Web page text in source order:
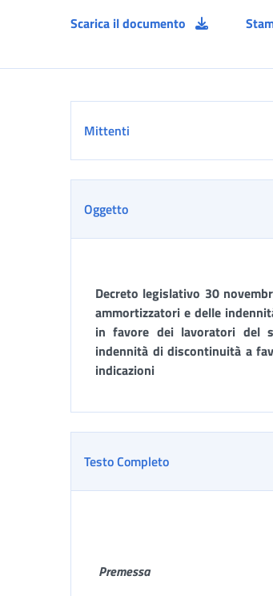
Scarica il documento
Mittenti
Oggetto
Decreto legislativo 30
ammortizzatori e delle
in favore dei lavoratori del
indennità di discontinuità a
indicazioni
Testo Completo
Premessa